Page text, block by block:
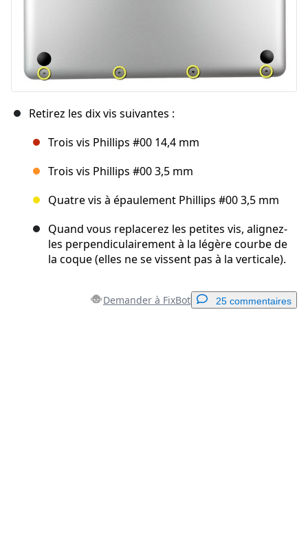
Retirez les dix vis suivantes :
Trois vis Phillips #00 14,4 mm
Trois vis Phillips #00 3,5 mm
Quatre vis à épaulement Phillips #00 3,5 mm
Quand vous replacerez les petites vis, alignez-
les perpendiculairement à la légère courbe de
la coque (elles ne se vissent pas à la verticale).
Demander à FixBot 25 commentaires